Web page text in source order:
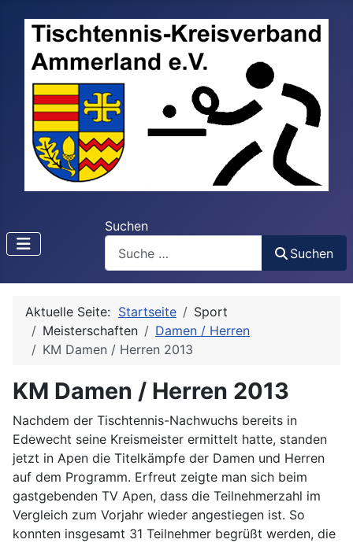
Suchen
Suchen
Aktuelle Seite: Startseite
Sport
Meisterschaften
Damen / Herren
KM Damen / Herren 2013
KM Damen / Herren 2013
Nachdem der Tischtennis-Nachwuchs bereits in
Edewecht seine Kreismeister ermittelt hatte, standen
jetzt in Apen die Titelkämpfe der Damen und Herren
auf dem Programm. Erfreut zeigte man sich beim
gastgebenden TV Apen, dass die Teilnehmerzahl im
Vergleich zum Vorjahr wieder angestiegen ist. So
konnten insgesamt 31 Teilnehmer begrüßt werden, die